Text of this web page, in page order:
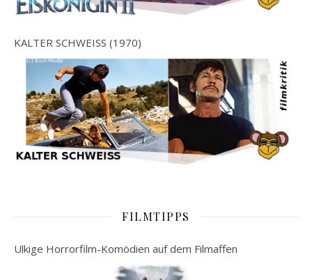
KALTER SCHWEISS (1970)
FILMTIPPS
Ulkige Horrorfilm-Komödien auf dem Filmaffen